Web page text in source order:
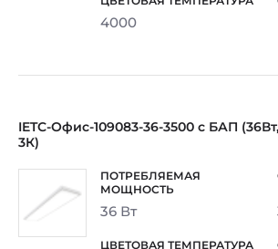
4000
IETC-Офис-109083-36-3500 с БАП
3К)
36 Вт